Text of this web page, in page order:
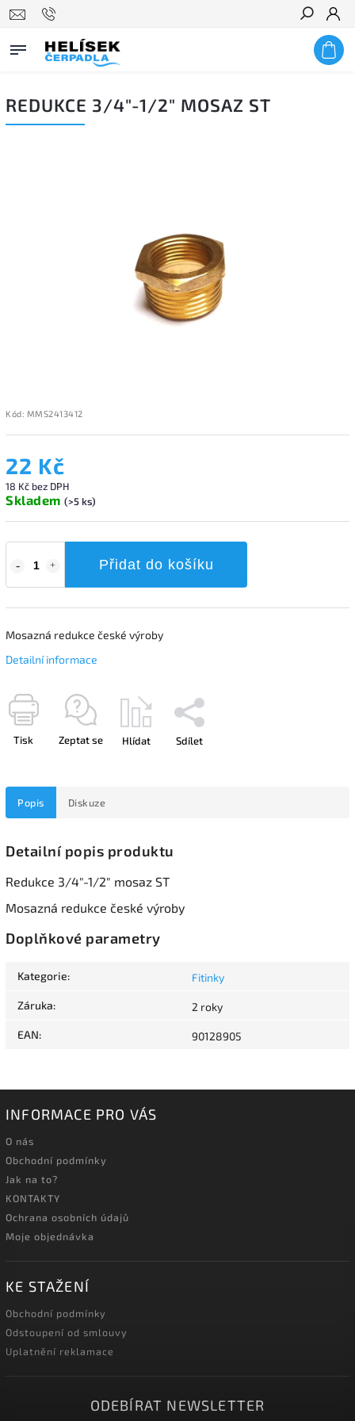
Hledat
REDUKCE 3/4"-1/2" MOSAZ ST
Kód: MMS2413412
22 Kč
18 Kč bez DPH
Skladem (>5 ks)
Přidat do košíku
Mosazná redukce české výroby
Detailní informace
Tisk Zeptat se Hlídat Sdílet
Popis Diskuze
Detailní popis produktu
Redukce 3/4"-1/2" mosaz ST
Mosazná redukce české výroby
Doplňkové parametry
Kategorie: Fitinky
Záruka: 2 roky
EAN: 90128905
INFORMACE PRO VÁS
O nás
Obchodní podmínky
Jak na to?
KONTAKTY
Ochrana osobních údajů
Moje objednávka
KE STAŽENÍ
Obchodní podmínky
Odstoupení od smlouvy
Uplatnění reklamace
ODEBÍRAT NEWSLETTER